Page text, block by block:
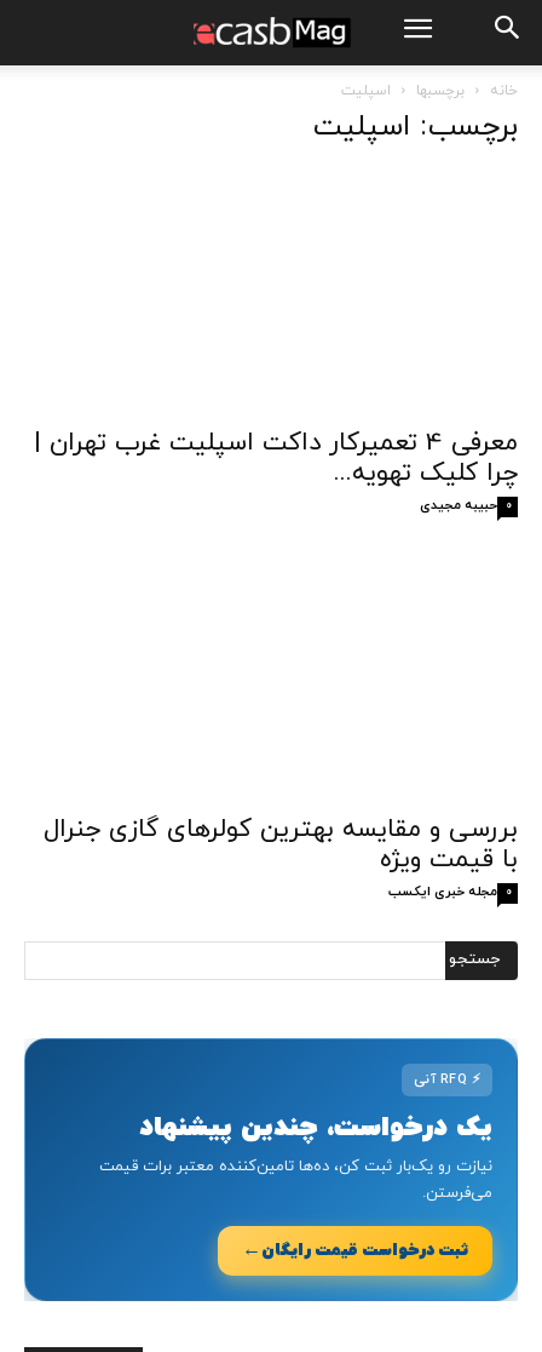
خانه برچسبها اسپلیت
برچسب: اسپلیت
معرفی 4 تعمیرکار داکت اسپلیت غرب تهران |
چرا کلیک تهویه...
حبیبه مجیدی 0
بررسی و مقایسه بهترین کولرهای گازی جنرال
با قیمت ویژه
مجله خبری ایکسب 0
⚡
یک درخواست، چندین پیشنهاد
نیازت رو یک‌بار ثبت کن، ده‌ها تامین‌کننده معتبر برات قیمت
می‌فرستن.
ثبت درخواست قیمت رایگان ←